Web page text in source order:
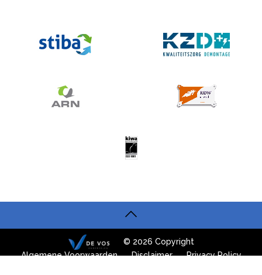
© 2026 Copyright
Algemene Voorwaarden
Disclaimer Privacy Policy